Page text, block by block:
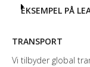
EKSEMPEL PÅ
TRANSPORT
Vi tilbyder global